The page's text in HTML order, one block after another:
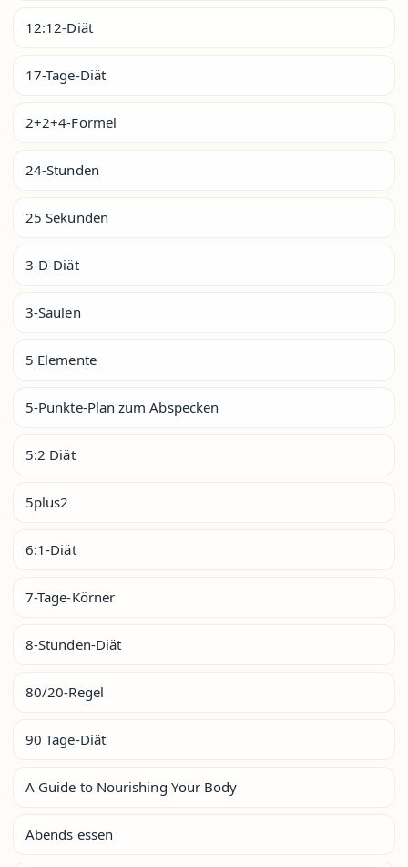
12:12-Diät
17-Tage-Diät
2+2+4-Formel
24-Stunden
25 Sekunden
3-D-Diät
3-Säulen
5 Elemente
5-Punkte-Plan zum Abspecken
5:2 Diät
5plus2
6:1-Diät
7-Tage-Körner
8-Stunden-Diät
80/20-Regel
90 Tage-Diät
A Guide to Nourishing Your Body
Abends essen